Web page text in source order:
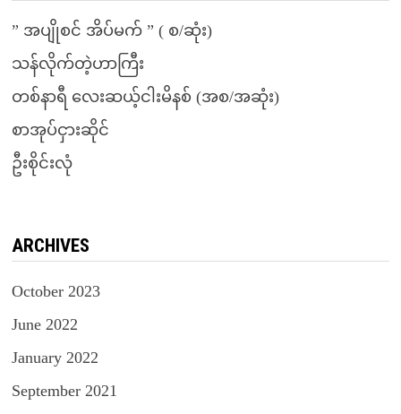
” အပျိုစင် အိပ်မက် ” ( စ/ဆုံး)
သန်လိုက်တဲ့ဟာကြီး
တစ်နာရီ လေးဆယ့်ငါးမိနစ် (အစ/အဆုံး)
စာအုပ်ငှားဆိုင်
ဦးစိုင်းလုံ
ARCHIVES
October 2023
June 2022
January 2022
September 2021